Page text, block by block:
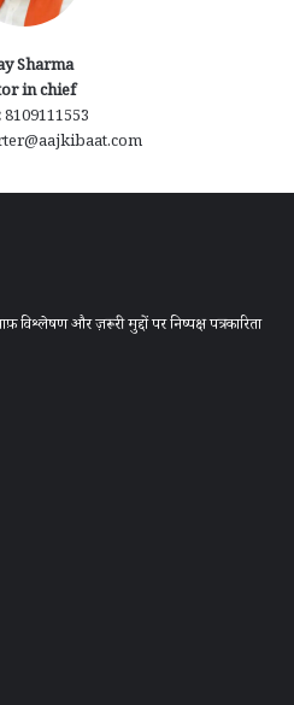
Sharma
in chief
8109111553
विश्लेषण और ज़रूरी मुद्दों पर निष्पक्ष पत्रकारिता